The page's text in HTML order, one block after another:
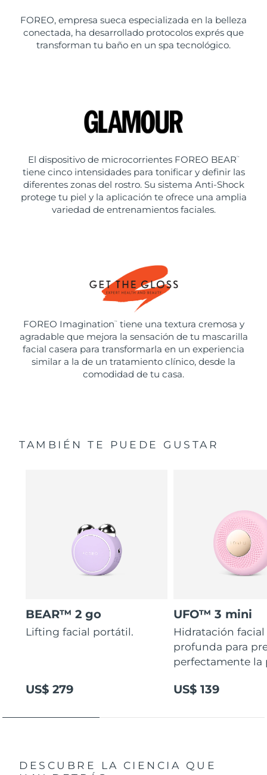
FOREO, empresa sueca especializada en la belleza
conectada, ha desarrollado protocolos exprés que
transforman tu baño en un spa tecnológico.
El dispositivo de microcorrientes FOREO BEAR ™
tiene cinco intensidades para tonificar y definir las
diferentes zonas del rostro. Su sistema Anti-Shock
protege tu piel y la aplicación te ofrece una amplia
variedad de entrenamientos faciales.
FOREO Imagination ™
tiene una textura cremosa y
agradable que mejora la sensación de tu mascarilla
facial casera para transformarla en un experiencia
similar a la de un tratamiento clínico, desde la
comodidad de tu casa.
TAMBIÉN TE PUEDE GUSTAR
BEAR™ 2 go
Lifting facial portátil.
US$ 279
UFO™ 3 mini
Hidratación facial
profunda para
perfectamente la
US$ 139
DESCUBRE LA CIENCIA QUE